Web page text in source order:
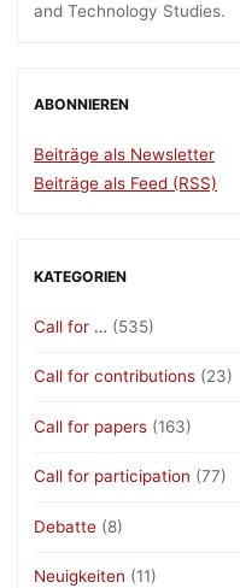
and Technology Studies.
ABONNIEREN
Beiträge als Newsletter
Beiträge als Feed (RSS)
KATEGORIEN
Call for … (535)
Call for contributions (23)
Call for papers (163)
Call for participation (77)
Debatte (8)
Neuigkeiten (11)